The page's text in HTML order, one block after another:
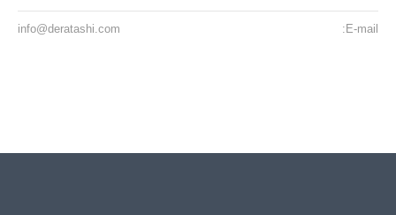
E-mail:
info@deratashi.com